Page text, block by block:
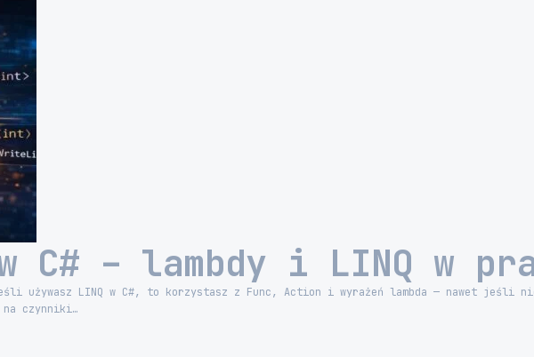
C# – lambdy i LINQ w
używasz LINQ w C#, to korzystasz z Func, Action i wyrażeń lambda — nawet jeśli
na czynniki…